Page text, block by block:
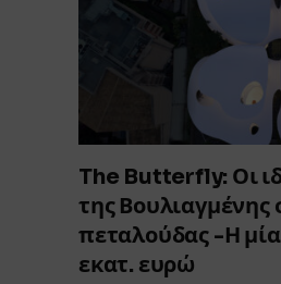
The Butterfly: Οι
της Βουλιαγμένης
πεταλούδας -Η
εκατ. ευρώ